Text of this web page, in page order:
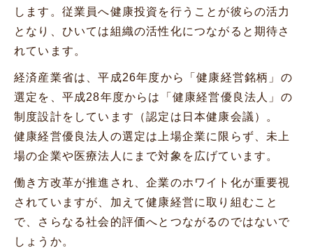
します。従業員へ健康投資を行うことが彼らの活力
となり、ひいては組織の活性化につながると期待さ
れています。
経済産業省は、平成26年度から「健康経営銘柄」の
選定を、平成28年度からは「健康経営優良法人」の
制度設計をしています（認定は日本健康会議）。
健康経営優良法人の選定は上場企業に限らず、未上
場の企業や医療法人にまで対象を広げています。
働き方改革が推進され、企業のホワイト化が重要視
されていますが、加えて健康経営に取り組むこと
で、さらなる社会的評価へとつながるのではないで
しょうか。